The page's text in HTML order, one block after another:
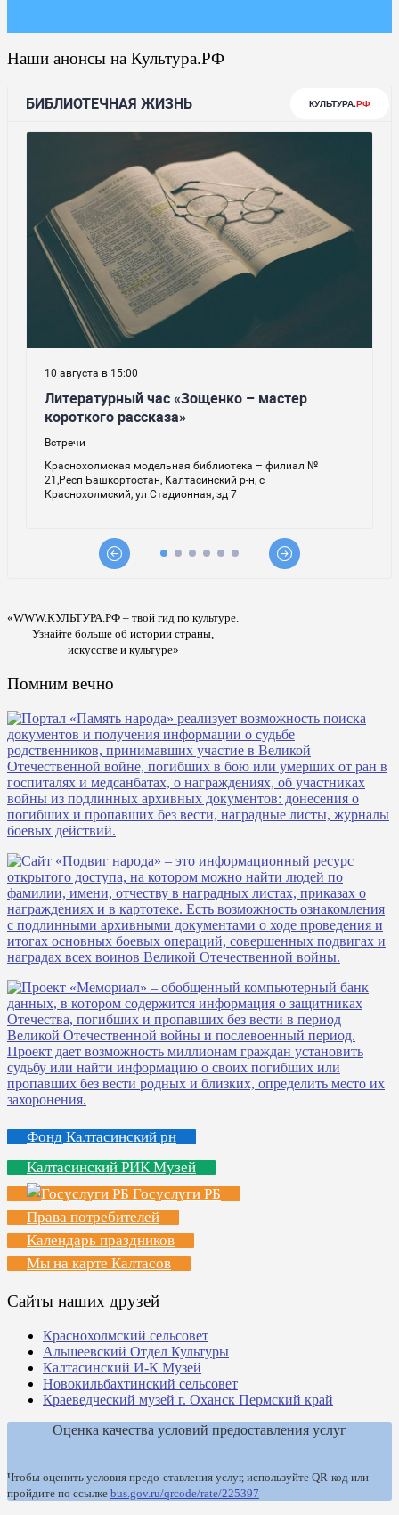
Наши анонсы на Культура.РФ
«WWW.КУЛЬТУРА.РФ – твой гид по культуре.
Узнайте больше об истории страны,
искусстве и культуре»
Помним вечно
Фонд Калтасинский рн
Калтасинский РИК Музей
Госуслуги РБ
Права потребителей
Календарь праздников
Мы на карте Калтасов
Сайты наших друзей
Краснохолмский сельсовет
Альшеевский Отдел Культуры
Калтасинский И-К Музей
Новокильбахтинский сельсовет
Краеведческий музей г. Оханск Пермский край
Оценка качества условий предоставления услуг
Чтобы оценить условия предо-ставления услуг, используйте QR-код или
пройдите по ссылке bus.gov.ru/qrcode/rate/225397